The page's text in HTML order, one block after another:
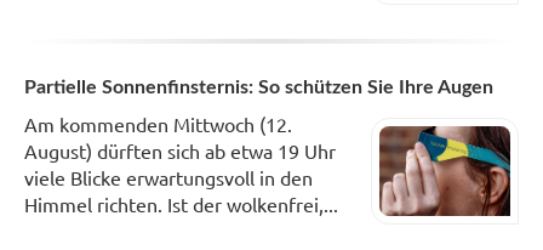
Partielle Sonnenfinsternis: So schützen Sie Ihre Augen
Am kommenden Mittwoch (12.
August) dürften sich ab etwa 19 Uhr
viele Blicke erwartungsvoll in den
Himmel richten. Ist der wolkenfrei,...